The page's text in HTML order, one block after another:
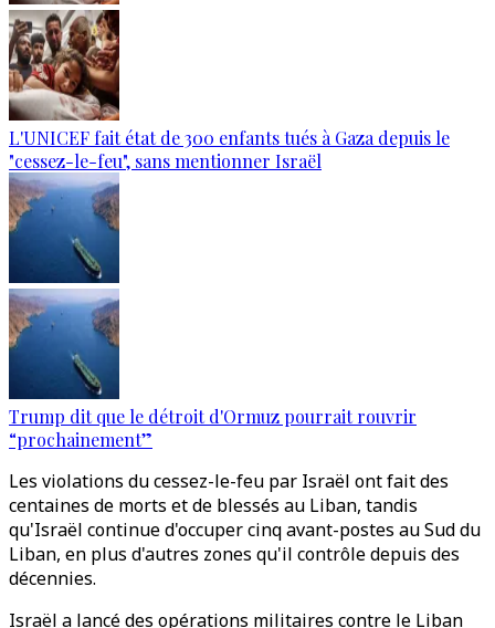
L'UNICEF fait état de 300 enfants tués à Gaza depuis le
"cessez-le-feu", sans mentionner Israël
Trump dit que le détroit d'Ormuz pourrait rouvrir
“prochainement”
Les violations du cessez-le-feu par Israël ont fait des
centaines de morts et de blessés au Liban, tandis
qu'Israël continue d'occuper cinq avant-postes au Sud du
Liban, en plus d'autres zones qu'il contrôle depuis des
décennies.
Israël a lancé des opérations militaires contre le Liban